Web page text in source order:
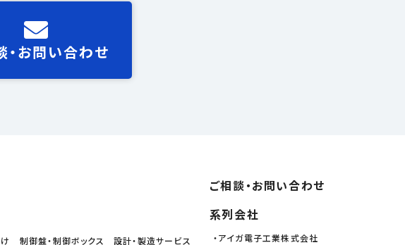
・お問い合わせ
け 制御盤・制御ボックス 設計・製造サービス
ご相談・お問い合わせ
系列会社
・アイガ電子工業株式会社